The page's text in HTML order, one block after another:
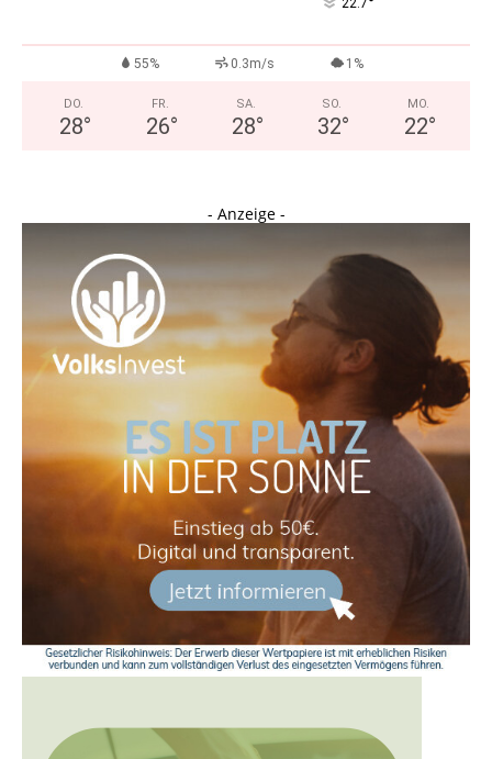
22.7
55% 0.3m/s 1%
DO.
28°
FR.
26°
SA.
28°
SO.
32°
MO.
22°
- Anzeige -